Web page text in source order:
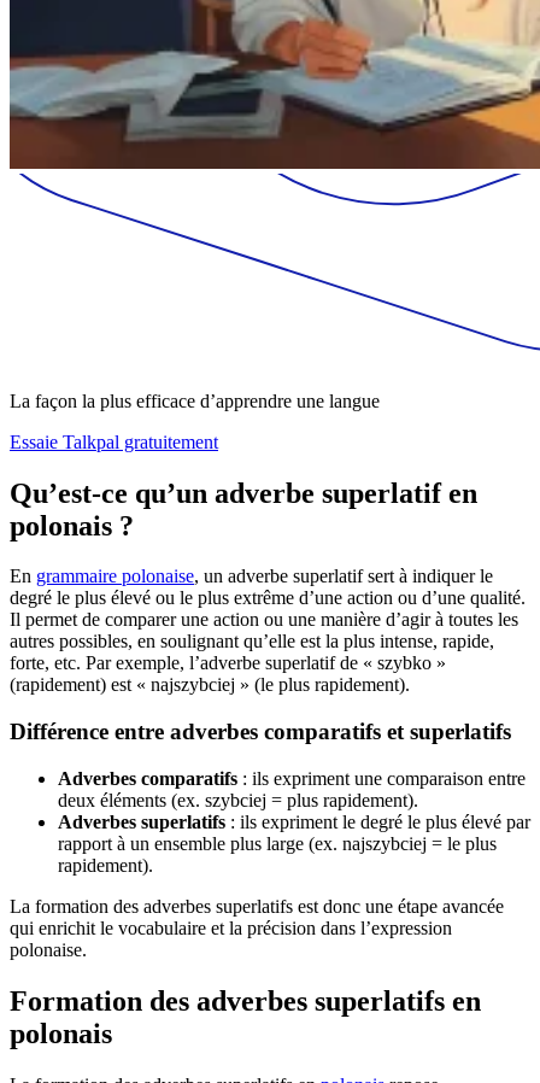
La façon la plus efficace d’apprendre une langue
Essaie Talkpal gratuitement
Qu’est-ce qu’un adverbe superlatif en
polonais ?
En grammaire polonaise, un adverbe superlatif sert à indiquer le
degré le plus élevé ou le plus extrême d’une action ou d’une qualité.
Il permet de comparer une action ou une manière d’agir à toutes les
autres possibles, en soulignant qu’elle est la plus intense, rapide,
forte, etc. Par exemple, l’adverbe superlatif de « szybko »
(rapidement) est « najszybciej » (le plus rapidement).
Différence entre adverbes comparatifs et superlatifs
Adverbes comparatifs : ils expriment une comparaison entre
deux éléments (ex. szybciej = plus rapidement).
Adverbes superlatifs : ils expriment le degré le plus élevé par
rapport à un ensemble plus large (ex. najszybciej = le plus
rapidement).
La formation des adverbes superlatifs est donc une étape avancée
qui enrichit le vocabulaire et la précision dans l’expression
polonaise.
Formation des adverbes superlatifs en
polonais